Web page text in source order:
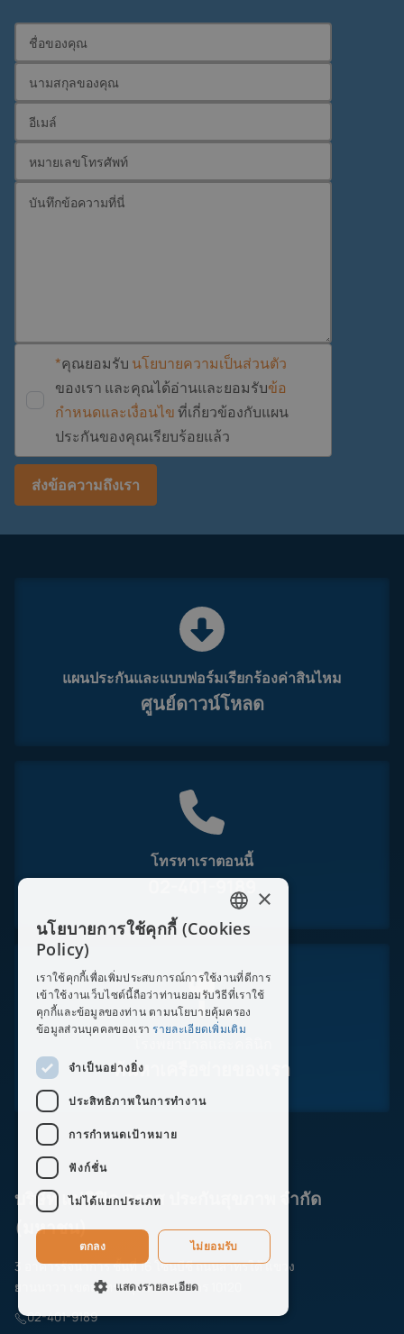
*คุณยอมรับ นโยบายความเป็นส่วนตัว
ของเรา และคุณได้อ่านและยอมรับข้อ
กำหนดและเงื่อนไขที่เกี่ยวข้องกับแผน
ประกันของคุณเรียบร้อยแล้ว
แผนประกันและแบบฟอร์มเรียกร้องค่าสินไหม
ศูนย์ดาวน์โหลด
โทรหาเราตอนนี้
02-401-9189
ค้นหาเครือข่ายของเรา
บริษัท แปซิฟิค ครอส ประกันสุขภาพ จำกัด
(มหาชน)
3 อาคารรัจนาการ ชั้นที่ 16 โซนบีซี ถนนสาทรใต้ แขวง
ยานนาวา เขตสาทร กรุงเทพมหานคร 10120
02-401-9189
ENGLISH
×
นโยบายการใช้คุกกี้ (Cookies
Policy)
เราใช้คุกกี้เพื่อเพิ่มประสบการณ์การใช้งานที่ดีการ
เข้าใช้งานเว็บไซต์นี้ถือว่าท่านยอมรับวิธีที่เราใช้
คุกกี้และข้อมูลของท่าน ตามนโยบายคุ้มครอง
ข้อมูลส่วนบุคคลของเรา รายละเอียดเพิ่มเติม
จำเป็นอย่างยิ่ง
ประสิทธิภาพในการทำงาน
การกำหนดเป้าหมาย
ฟังก์ชั่น
ไม่ได้แยกประเภท
ตกลง ไม่ยอมรับ
แสดงรายละเอียด